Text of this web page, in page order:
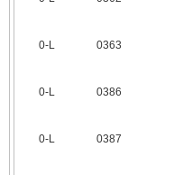
0‑L 0363
0‑L 0386
0‑L 0387